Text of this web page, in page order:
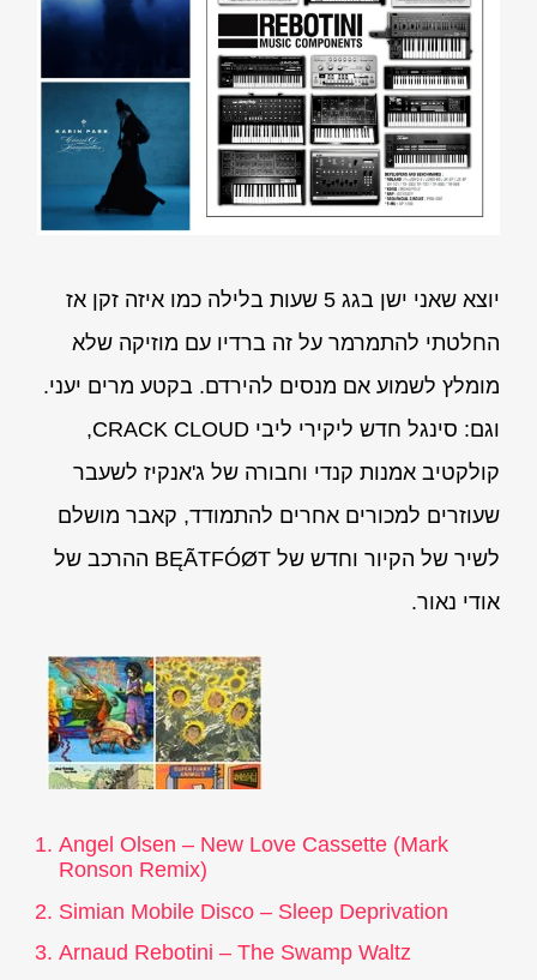
יוצא שאני ישן בגג 5 שעות בלילה כמו איזה זקן אז
החלטתי להתמרמר על זה ברדיו עם מוזיקה שלא
מומלץ לשמוע אם מנסים להירדם. בקטע מרים יעני.
וגם: סינגל חדש ליקירי ליבי CRACK CLOUD,
קולקטיב אמנות קנדי וחבורה של ג'אנקיז לשעבר
שעוזרים למכורים אחרים להתמודד, קאבר מושלם
לשיר של הקיור וחדש של BĘÃTFÓØT ההרכב של
אודי נאור.
Angel Olsen – New Love Cassette (Mark
Ronson Remix)
Simian Mobile Disco – Sleep Deprivation
Arnaud Rebotini – The Swamp Waltz